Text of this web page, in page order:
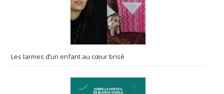
Les larmes d’un enfant au cœur brisé